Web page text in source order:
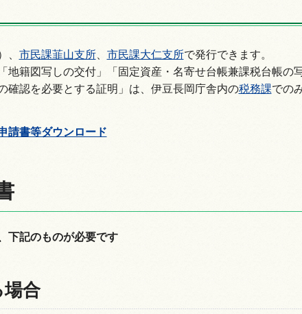
、 市民課韮山支所、 市民課大仁支所で発行できます。
地籍図写しの交付」「固定資産・名寄せ台帳兼課税台帳の
確認を必要とする証明」は、伊豆長岡庁舎内の税務課での
請書等ダウンロード
下記のものが必要です
合